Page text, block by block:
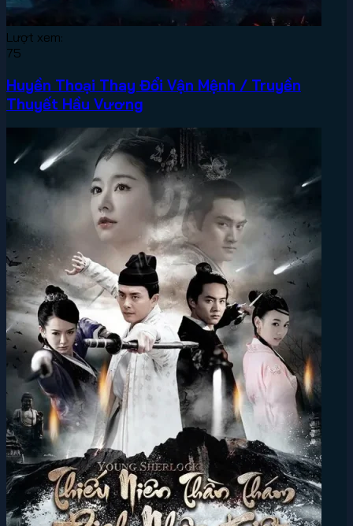
Lượt xem:
75
Huyền Thoại Thay Đổi Vận Mệnh / Truyền
Thuyết Hầu Vương